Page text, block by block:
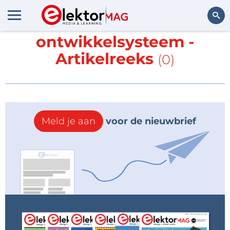
Meer overARMee-
ontwikkelsysteem -
Artikelreeks (0)
Meld je aan voor de nieuwbrief